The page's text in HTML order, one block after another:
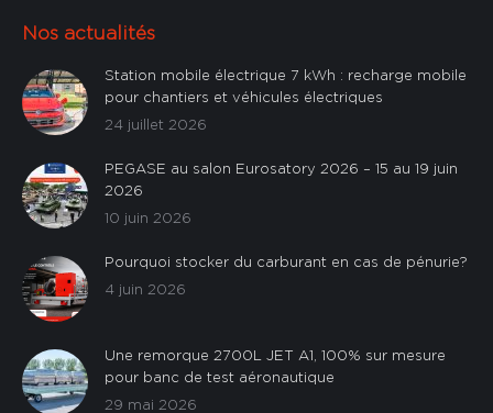
Nos actualités
Station mobile électrique 7 kWh : recharge mobile
pour chantiers et véhicules électriques
24 juillet 2026
PEGASE au salon Eurosatory 2026 – 15 au 19 juin
2026
10 juin 2026
Pourquoi stocker du carburant en cas de pénurie?
4 juin 2026
Une remorque 2700L JET A1, 100% sur mesure
pour banc de test aéronautique
29 mai 2026